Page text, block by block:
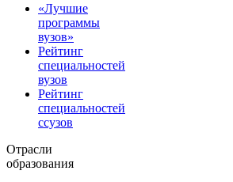
«Лучшие
программы
вузов»
Рейтинг
специальностей
вузов
Рейтинг
специальностей
ссузов
Отрасли
образования